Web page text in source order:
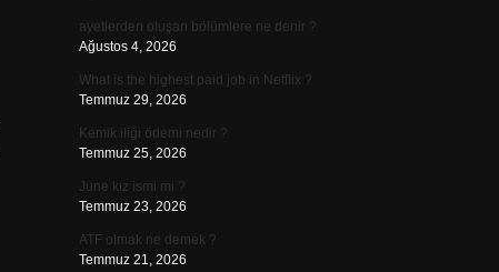
ayetlerden oluşan bölümlere ne denir ?
Ağustos 4, 2026
What is the highest paid job in Netflix ?
Temmuz 29, 2026
Kemik iliği ödemi nedir ?
Temmuz 25, 2026
June kız ismi mi ?
Temmuz 23, 2026
ATF olmak ne demek ?
Temmuz 21, 2026